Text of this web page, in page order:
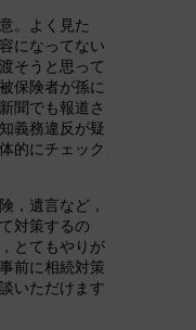
。よく見た
になってない
そうと思って
保険者が孫に
聞でも報道さ
義務違反が疑
的にチェック
，遺言など，
対策するの
とてもやりが
前に相続対策
いただけます